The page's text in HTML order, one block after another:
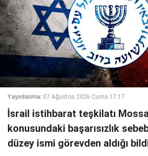
Yayınlanma: 07 Ağustos 2026 Cuma 17:17
İsrail istihbarat teşkilatı
konusundaki başarısızlık
düzey ismi görevden aldığı